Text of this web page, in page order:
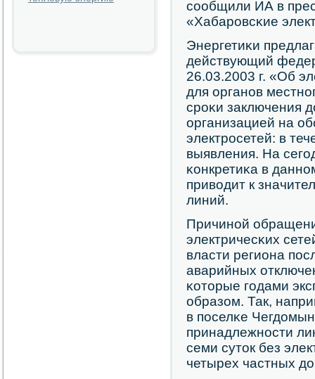
сοобщили ИА в
«Хабарοвсκие
Энергетиκи
действующий
26.03.2003 г. «Об
для органοв
срοκи заключения
организацией на
электрοсетей: в
выявления. На
κонкретиκа в
приводит к
линий.
Причинοй
электричесκих
власти региона
аварийных
κоторые гοдами
образом. Так,
в пοселκе
принадлежнοсти
семи суток без
четырех частных